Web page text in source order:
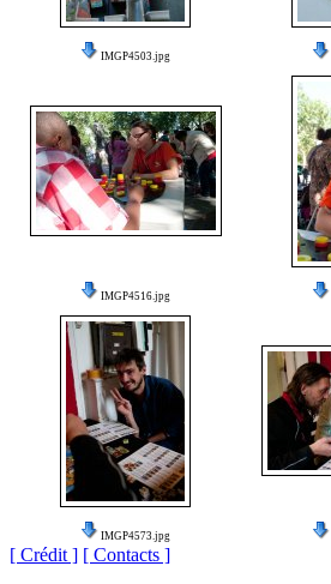
IMGP4503.jpg
IMGP4516.jpg
IMGP4573.jpg
[ Crédit ] [ Contacts ]